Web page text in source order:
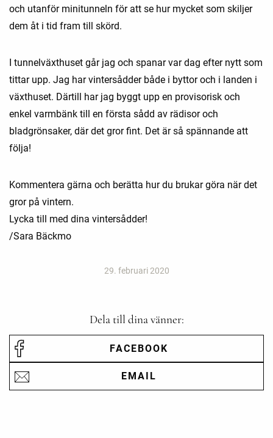
och utanför minitunneln för att se hur mycket som skiljer
dem åt i tid fram till skörd.
I tunnelväxthuset går jag och spanar var dag efter nytt som
tittar upp. Jag har vintersådder både i byttor och i landen i
växthuset. Därtill har jag byggt upp en provisorisk och
enkel varmbänk till en första sådd av rädisor och
bladgrönsaker, där det gror fint. Det är så spännande att
följa!
Kommentera gärna och berätta hur du brukar göra när det
gror på vintern.
Lycka till med dina vintersådder!
/Sara Bäckmo
29. februari 2020
Dela till dina vänner:
FACEBOOK
EMAIL